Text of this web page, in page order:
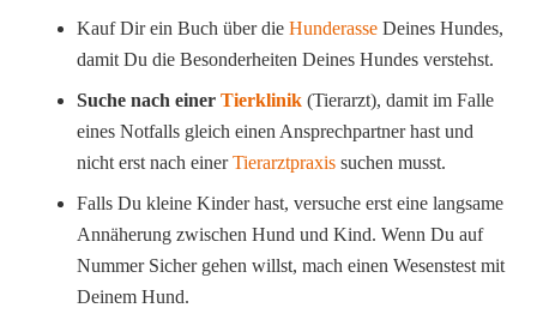
Kauf Dir ein Buch über die Hunderasse Deines Hundes,
damit Du die Besonderheiten Deines Hundes verstehst.
Suche nach einer Tierklinik (Tierarzt), damit im Falle
eines Notfalls gleich einen Ansprechpartner hast und
nicht erst nach einerTierarztpraxis suchen musst.
Falls Du kleine Kinder hast, versuche erst eine langsame
Annäherung zwischen Hund und Kind. Wenn Du auf
Nummer Sicher gehen willst, mach einen Wesenstest mit
Deinem Hund.